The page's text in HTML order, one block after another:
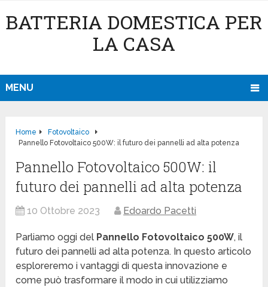
BATTERIA DOMESTICA PER
LA CASA
MENU
Home
Fotovoltaico
Pannello Fotovoltaico 500W: il futuro dei pannelli ad alta potenza
Pannello Fotovoltaico 500W: il
futuro dei pannelli ad alta potenza
10 Ottobre 2023 Edoardo Pacetti
Parliamo oggi del Pannello Fotovoltaico 500W, il
futuro dei pannelli ad alta potenza. In questo articolo
esploreremo i vantaggi di questa innovazione e
come può trasformare il modo in cui utilizziamo